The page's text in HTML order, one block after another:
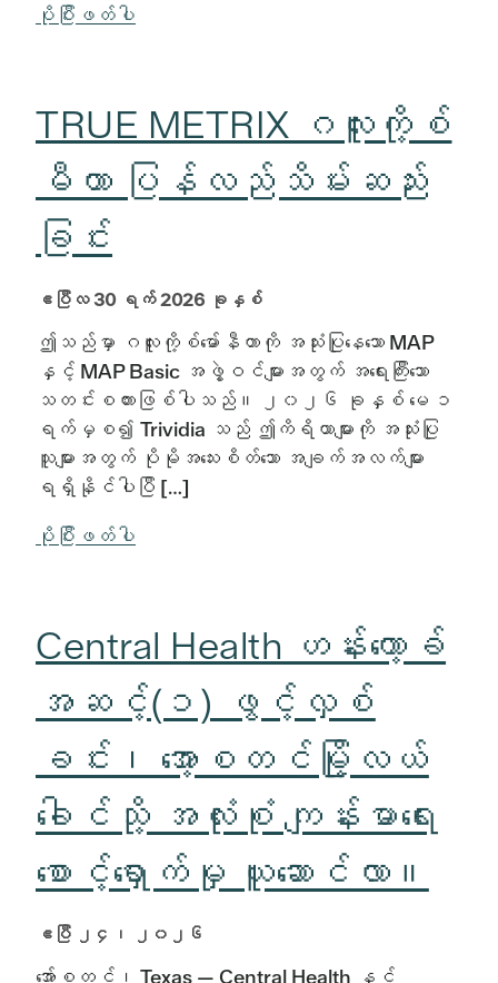
ပိုပြီးဖတ်ပါ
TRUE METRIX ဂလူးကို့စ်
မီတာ ပြန်လည်သိမ်းဆည်း
ခြင်း
ဧပြီလ 30 ရက် 2026 ခုနှစ်
ဤသည်မှာ ဂလူးကို့စ်မော်နီတာကို အသုံးပြုနေသော MAP
နှင့် MAP Basic အဖွဲ့ဝင်များအတွက် အရေးကြီးသော
သတင်းစကားဖြစ်ပါသည်။ ၂၀၂၆ ခုနှစ် မေ ၁
ရက်မှစ၍ Trividia သည် ဤကိရိယာများကို အသုံးပြု
သူများအတွက် ပိုမိုအသေးစိတ်သော အချက်အလက်များ
ရရှိနိုင်ပါပြီ […]
ပိုပြီးဖတ်ပါ
Central Health ဟန်းကော့ခ်
အဆင့်(၁) ဖွင့်လှစ်
ခင်း၊ အော့စတင်မြို့လယ်
ခေါင်သို့ အလုံးစုံ ကျန်းမာရေး
စောင့်ရှောက်မှု ယူဆောင်လာ။
ဧပြီ ၂၄၊ ၂၀၂၆
အော်စတင်၊ Texas — Central Health နှင့်